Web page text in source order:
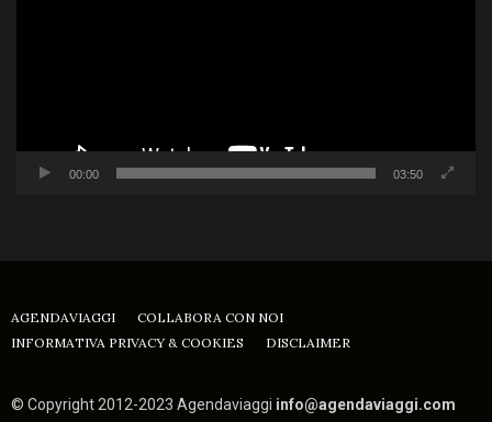
00:00 03:50
AGENDAVIAGGI
COLLABORA CON NOI
INFORMATIVA PRIVACY & COOKIES
DISCLAIMER
© Copyright 2012-2023 Agendaviaggi info@agendaviaggi.com